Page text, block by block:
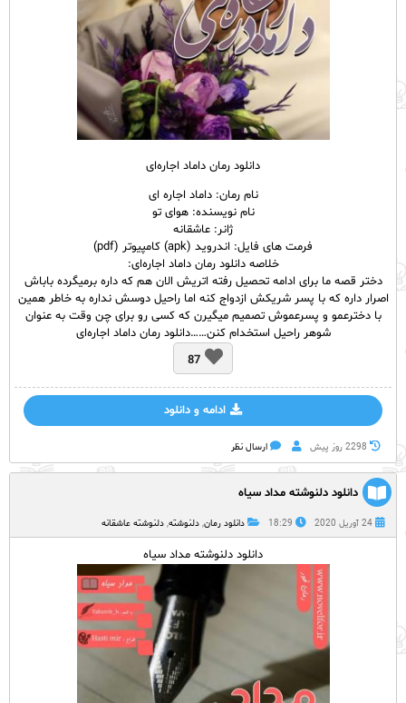
دانلود رمان داماد اجاره‌ای
نامرمان: داماد اجاره‌ ای
نام نویسنده: هوای تو
ژانر: عاشقانه
فرمت های فایل: اندروید (apk) کامپیوتر (pdf)
خلاصه دانلود رمان داماد اجاره‌ای:
دختر قصه ما برای ادامه تحصیل رفته اتریش الان هم که داره برمیگرده باباش
اصرار داره که با پسر شریکش ازدواج کنه اما راحیل دوسش نداره به خاطر همین
با دخترعمو و پسرعموش تصمیم میگیرن که کسی رو برای چن وقت به عنوان
شوهر راحیل استخدام کنن……دانلود رمان داماد اجاره‌ای
87
ادامه و دانلود
2298 روز پيش ارسال نظر
دانلود دلنوشته مداد سیاه
24 آوریل 2020 18:29 دانلود رمان, دلنوشته, دلنوشته عاشقانه
دانلود دلنوشته مداد سیاه